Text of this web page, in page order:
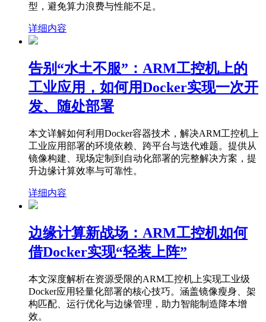
型，避免算力浪费与性能不足。
详细内容
告别“水土不服”：ARM工控机上的
工业应用，如何用Docker实现一次开
发、随处部署
本文详解如何利用Docker容器技术，解决ARM工控机上
工业应用部署的环境依赖、跨平台与迭代难题。提供从
镜像构建、现场定制到自动化部署的完整解决方案，提
升边缘计算效率与可靠性。
详细内容
边缘计算新战场：ARM工控机如何
借Docker实现“轻装上阵”
本文深度解析在资源受限的ARM工控机上实现工业级
Docker应用轻量化部署的核心技巧。涵盖镜像瘦身、架
构匹配、运行优化与边缘管理，助力智能制造降本增
效。